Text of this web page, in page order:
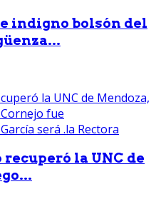
indigno bolsón del
la UNC de